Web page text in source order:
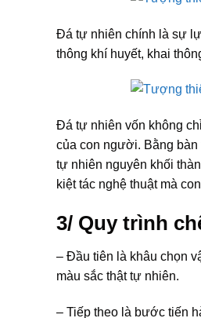
Đá tự nhiên chính là sự
thông khí huyết, khai
Đá tự nhiên vốn không
của con người. Bằng bàn
tự nhiên nguyên khối
kiệt tác nghệ thuật mà
3/ Quy trình
– Đầu tiên là khâu chọn
màu sắc thật tự nhiên.
– Tiếp theo là bước tiến